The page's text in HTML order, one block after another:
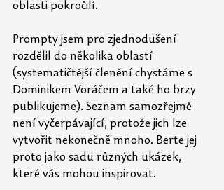
oblasti pokročilí.
Prompty jsem pro zjednodušení
rozdělil do několika oblastí
(systematičtější členění chystáme s
Dominikem Voráčem a také ho brzy
publikujeme). Seznam samozřejmě
není vyčerpávající, protože jich lze
vytvořit nekonečně mnoho. Berte jej
proto jako sadu různých ukázek,
které vás mohou inspirovat.